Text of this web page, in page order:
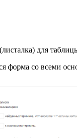
для
форма со всеми